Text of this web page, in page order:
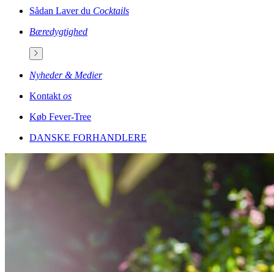
Sådan Laver du Cocktails
Bæredygtighed
Nyheder & Medier
Kontakt os
Køb Fever-Tree
DANSKE FORHANDLERE